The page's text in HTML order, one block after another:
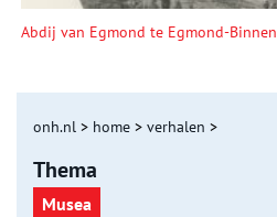
Abdij van Egmond te Egmond-Binnen
onh.nl > home > verhalen >
Thema
Musea